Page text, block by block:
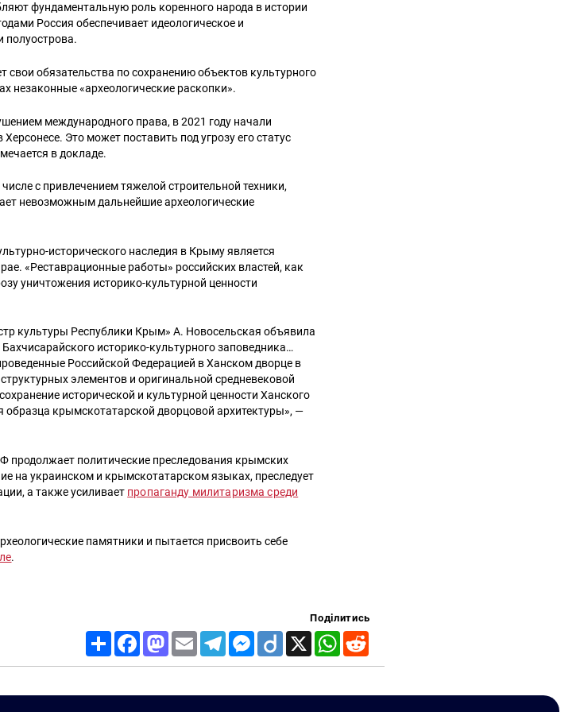
фундаментальную роль коренного народа в истории
Россия обеспечивает идеологическое и
полуострова.
свои обязательства по сохранению объектов культурного
незаконные «археологические раскопки».
международного права, в 2021 году начали
Это может поставить под угрозу его статус
в докладе.
с привлечением тяжелой строительной техники,
невозможным дальнейшие археологические
исторического наследия в Крыму является
«Реставрационные работы» российских властей, как
уничтожения историко-культурной ценности
культуры Республики Крым» А. Новосельская объявила
историко-культурного заповедника…
Российской Федерацией в Ханском дворце в
элементов и оригинальной средневековой
исторической и культурной ценности Ханского
образца крымскотатарской дворцовой архитектуры», —
продолжает политические преследования крымских
на украинском и крымскотатарском языках, преследует
а также усиливает пропаганду милитаризма среди
памятники и пытается присвоить себе
.
Поділитись
Share FacebookMastodon
Email TelegramMessenger
Diigo X WhatsApp